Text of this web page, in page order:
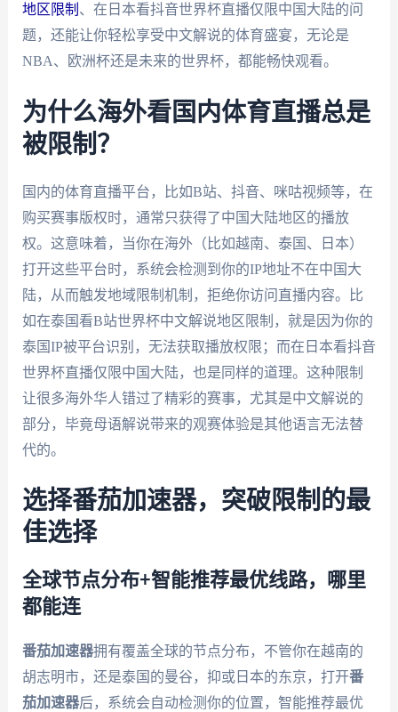
地区限制 、在日本看抖音世界杯直播仅限中国大陆的问
题，还能让你轻松享受中文解说的体育盛宴，无论是
NBA、欧洲杯还是未来的世界杯，都能畅快观看。
为什么海外看国内体育直播总是
被限制？
国内的体育直播平台，比如B站、抖音、咪咕视频等，在
购买赛事版权时，通常只获得了中国大陆地区的播放
权。这意味着，当你在海外（比如越南、泰国、日本）
打开这些平台时，系统会检测到你的IP地址不在中国大
陆，从而触发地域限制机制，拒绝你访问直播内容。比
如在泰国看B站世界杯中文解说地区限制，就是因为你的
泰国IP被平台识别，无法获取播放权限；而在日本看抖音
世界杯直播仅限中国大陆，也是同样的道理。这种限制
让很多海外华人错过了精彩的赛事，尤其是中文解说的
部分，毕竟母语解说带来的观赛体验是其他语言无法替
代的。
选择番茄加速器，突破限制的最
佳选择
全球节点分布+智能推荐最优线路，哪里
都能连
番茄加速器拥有覆盖全球的节点分布，不管你在越南的
胡志明市，还是泰国的曼谷，抑或日本的东京，打开番
茄加速器后，系统会自动检测你的位置，智能推荐最优